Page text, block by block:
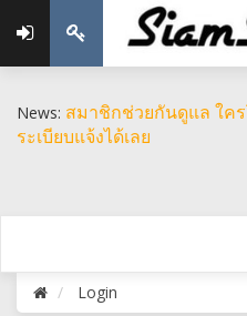
News: สมาชิกช่วยกันดูแล ใค
ระเบียบแจ้งได้เลย
Login